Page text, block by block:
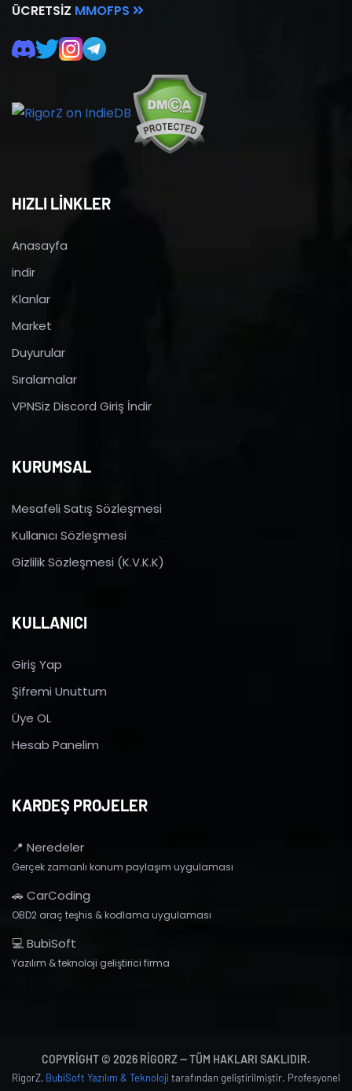
ÜCRETSIZ MMOFPS
HIZLI LİNKLER
Anasayfa
indir
Klanlar
Market
Duyurular
Sıralamalar
VPNSiz Discord Giriş İndir
KURUMSAL
Mesafeli Satış Sözleşmesi
Kullanıcı Sözleşmesi
Gizlilik Sözleşmesi (K.V.K.K)
KULLANICI
Giriş Yap
Şifremi Unuttum
Üye OL
Hesab Panelim
KARDEŞ PROJELER
📍 Neredeler
Gerçek zamanlı konum paylaşım uygulaması
🚗 CarCoding
OBD2 araç teşhis & kodlama uygulaması
💻 BubiSoft
Yazılım & teknoloji geliştirici firma
COPYRIGHT © 2026 RIGORZ — TÜM HAKLARI SAKLIDIR.
RigorZ, BubiSoft Yazılım & Teknoloji tarafından geliştirilmiştir. Profesyonel